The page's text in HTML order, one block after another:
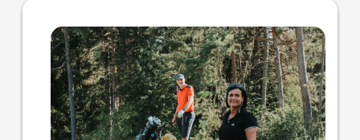
Angebotsdetails für Golf-